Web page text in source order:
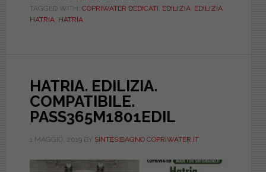
DEDICATO.
TAGGED WITH: COPRIWATER DEDICATI, EDILIZIA, EDILIZIA
HATRIA, HATRIA
HATRIA. EDILIZIA.
COMPATIBILE.
PASS365M1801EDIL
1 MAGGIO, 2019BY SINTESIBAGNO COPRIWATER.IT